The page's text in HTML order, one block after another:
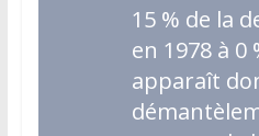
15 % de la
en 1978 à 0
apparaît